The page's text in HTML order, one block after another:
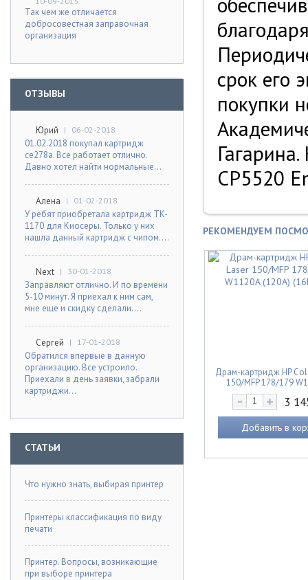
Так чем же отличается
добросовестная заправочная
организация
ОТЗЫВЫ
Юрий | 06-02-2018
01.02.2018 покупал картридж
ce278a. Все работает отлично.
Давно хотел найти нормальные...
Алена | 01-02-2018
У ребят приобретала картридж TK-
1170 для Киосеры. Только у них
нашла данный картридж с чипом....
Next | 30-01-2018
Заправляют отлично. И по времени
5-10 минут. Я приехал к ним сам,
мне еще и скидку сделали....
Сергей | 17-01-2018
Обратился впервые в данную
организацию. Все устроило.
Приехали в день заявки, забрали
картриджи...
СТАТЬИ
Что нужно знать, выбирая принтер
Принтеры классификация по виду
печати
Принтер. Вопросы, возникающие
при выборе принтера
срок его
покупки
CP5520
РЕКОМЕНДУЕМ
Драм-картридж HP
150/MFP 178/179
(120A) (16k) 7Q
Драм-картридж HP
150/MFP 178/179
(120A) (16k)
- + 3
Добавить в